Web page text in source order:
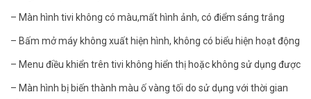
– Màn hình tivi không có màu,mất hình ảnh, có điểm sáng trắng
– Bấm mở máy không xuất hiện hình, không có biểu hiện hoạt động
– Menu điều khiển trên tivi không hiển thị hoặc không sử dụng được
– Màn hình bị biến thành màu ố vàng tối do sử dụng với thời gian